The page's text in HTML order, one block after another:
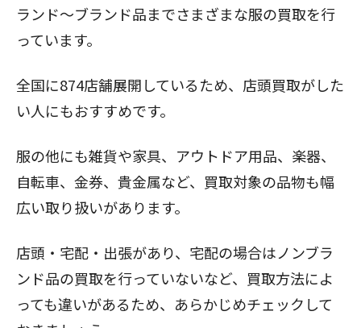
ランド〜ブランド品までさまざまな服の買取を行
っています。
全国に874店舗展開しているため、店頭買取がした
い人にもおすすめです。
服の他にも雑貨や家具、アウトドア用品、楽器、
自転車、金券、貴金属など、買取対象の品物も幅
広い取り扱いがあります。
店頭・宅配・出張があり、宅配の場合はノンブラ
ンド品の買取を行っていないなど、買取方法によ
っても違いがあるため、あらかじめチェックして